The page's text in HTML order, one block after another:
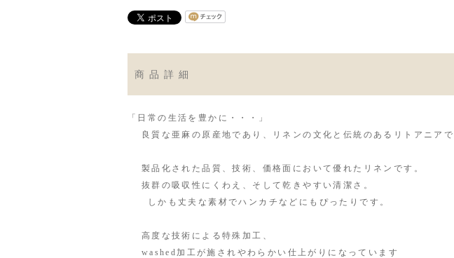
商品詳細
「日常の生活を豊かに・・・」
良質な亜麻の原産地であり、リネンの文化と伝統のあるリトアニアで
製品化された品質、技術、価格面において優れたリネンです。
抜群の吸収性にくわえ、そして乾きやすい清潔さ。
しかも丈夫な素材でハンカチなどにもぴったりです。
高度な技術による特殊加工、
washed加工が施されやわらかい仕上がりになっています